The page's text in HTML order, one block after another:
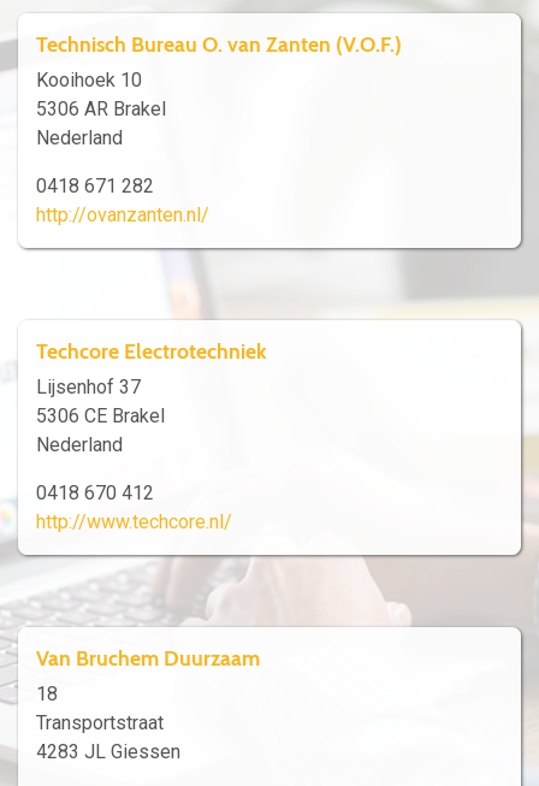
Technisch Bureau O. van Zanten (V.O.F.)
Kooihoek 10
5306 AR Brakel
Nederland
0418 671 282
http://ovanzanten.nl/
Techcore Electrotechniek
Lijsenhof 37
5306 CE Brakel
Nederland
0418 670 412
http://www.techcore.nl/
Van Bruchem Duurzaam
18
Transportstraat
4283 JL Giessen